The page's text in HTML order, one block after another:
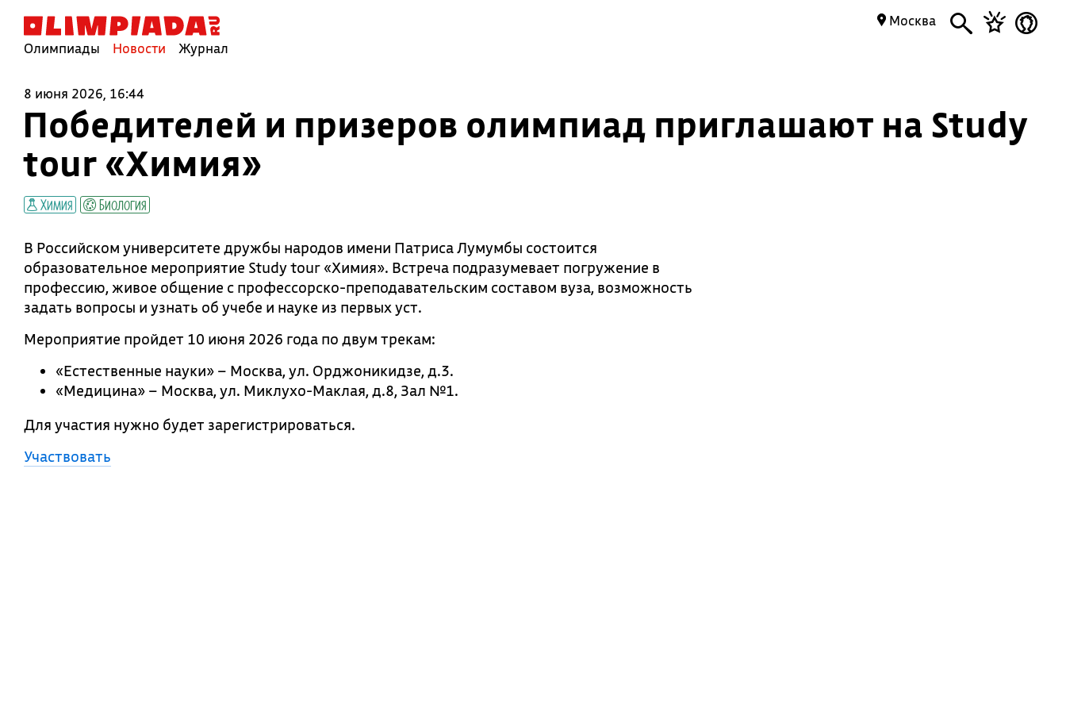
Олимпиады Новости Журнал
Москва
8 июня 2026, 16:44
Победителей и призеров олимпиад приглашают на Study
tour «Химия»
Химия Биология
В Российском университете дружбы народов имени Патриса Лумумбы состоится
образовательное мероприятие Study tour «Химия». Встреча подразумевает погружение в
профессию, живое общение с профессорско-преподавательским составом вуза, возможность
задать вопросы и узнать об учебе и науке из первых уст.
Мероприятие пройдет 10 июня 2026 года по двум трекам:
«Естественные науки» – Москва, ул. Орджоникидзе, д.3.
«Медицина» – Москва, ул. Миклухо-Маклая, д.8, Зал №1.
Для участия нужно будет зарегистрироваться.
Участвовать